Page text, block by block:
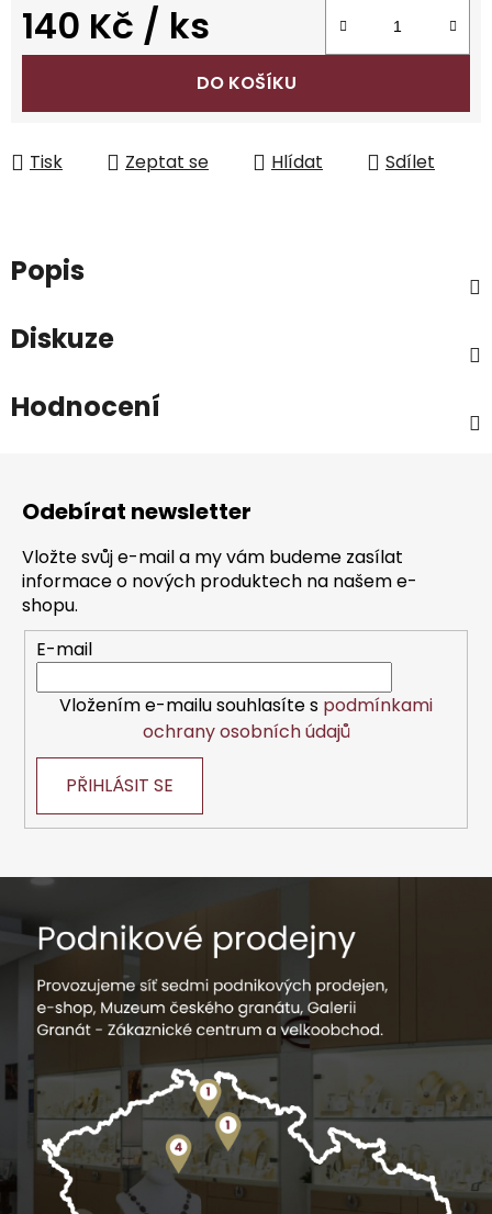
140 Kč / ks
Měrná cena:
DO KOŠÍKU
Tisk Zeptat se Hlídat Sdílet
Popis
Diskuze
Hodnocení
Odebírat newsletter
Vložte svůj e-mail a my vám budeme zasílat
informace o nových produktech na našem e-
shopu.
E-mail
Vložením e-mailu souhlasíte s podmínkami
ochrany osobních údajů
PŘIHLÁSIT SE